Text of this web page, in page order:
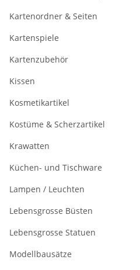
Kartenordner & Seiten
Kartenspiele
Kartenzubehör
Kissen
Kosmetikartikel
Kostüme & Scherzartikel
Krawatten
Küchen- und Tischware
Lampen / Leuchten
Lebensgrosse Büsten
Lebensgrosse Statuen
Modellbausätze